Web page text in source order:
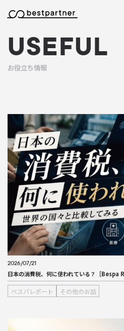
USEFUL
お役立ち情報
2026/07/21
日本の消費税、何に使われている？［Bespa
ベスパレポート その他のお話